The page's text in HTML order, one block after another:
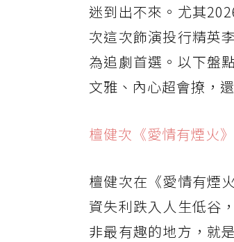
迷到出不來。尤其
次這次飾演投行精英
為追劇首選。以下盤
文雅、內心超會撩，
檀健次《愛情有煙火
檀健次在《愛情有煙
資失利跌入人生低谷
非最有趣的地方，就